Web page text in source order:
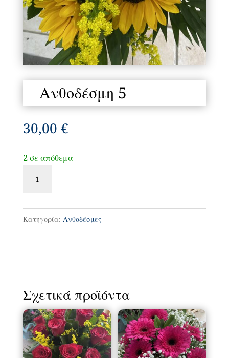
Ανθοδέσμη 5
30,00 €
2 σε απόθεμα
Κατηγορία: Ανθοδέσμες
Σχετικά προϊόντα